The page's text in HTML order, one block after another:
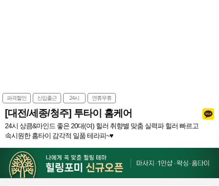
파격할인 신입출근 24시 연휴무휴
[대전/세종/청주] 투타이 홈케어
24시 상큼&마인드 좋은 20대(여) 힐러 취향별 맞춤 실력파 힐러 빠르고
속시원한 홈타이 감각적 일품 테라피~♥